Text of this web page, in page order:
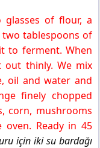
of flour, a
tablespoons of
to ferment. When
thinly. We mix
oil and water and
finely chopped
corn, mushrooms
Ready in 45
için iki su bardağı